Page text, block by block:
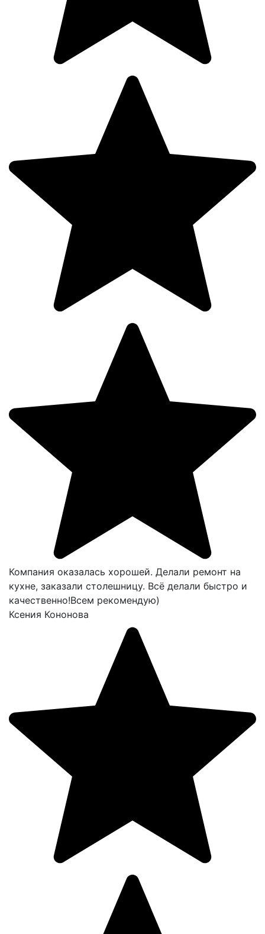
Компания оказалась хорошей. Делали ремонт на
кухне, заказали столешницу. Всё делали быстро и
качественно!Всем рекомендую)
Ксения Кононова